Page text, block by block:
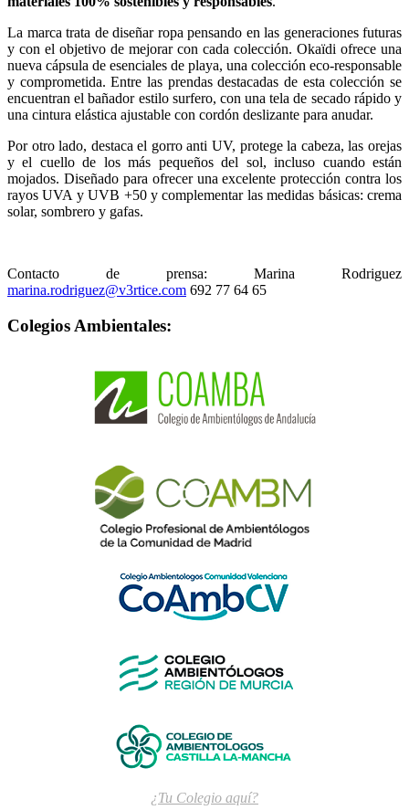
La marca trata de diseñar ropa pensando en las generaciones futuras
y con el objetivo de mejorar con cada colección. Okaïdi ofrece una
nueva cápsula de esenciales de playa, una colección eco-responsable
y comprometida. Entre las prendas destacadas de esta colección se
encuentran el bañador estilo surfero, con una tela de secado rápido y
una cintura elástica ajustable con cordón deslizante para anudar.
Por otro lado, destaca el gorro anti UV, protege la cabeza, las orejas
y el cuello de los más pequeños del sol, incluso cuando están
mojados. Diseñado para ofrecer una excelente protección contra los
rayos UVA y UVB +50 y complementar las medidas básicas: crema
solar, sombrero y gafas.
Contacto de prensa: Marina Rodriguez
692 77 64 65
Colegios Ambientales:
¿Tu Colegio aquí?